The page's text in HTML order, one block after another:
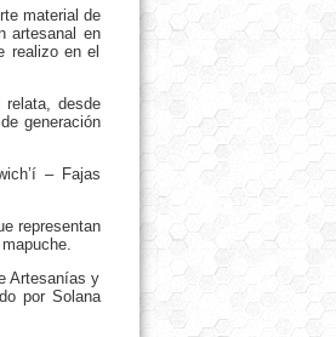
material de
artesanal en
realizo en el
relata, desde
generación
– Fajas
representan
Artesanías y
por Solana